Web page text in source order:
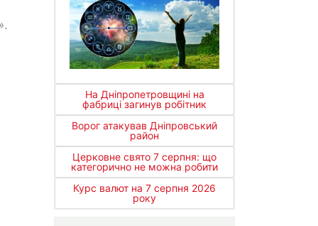
На Дніпропетровщині на
фабриці загинув робітник
Ворог атакував Дніпровський
район
Церковне свято 7 серпня: що
категорично не можна робити
Курс валют на 7 серпня 2026
року